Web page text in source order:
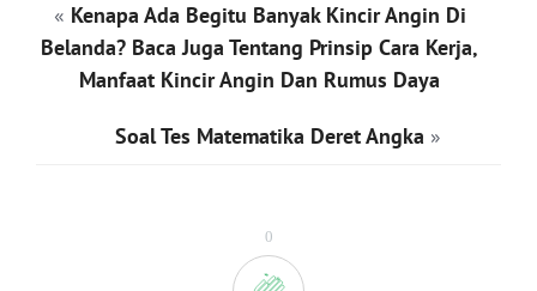
0
« Kenapa Ada Begitu Banyak Kincir Angin Di
Belanda? Baca Juga Tentang Prinsip Cara Kerja,
Manfaat Kincir Angin Dan Rumus Daya
Soal Tes Matematika Deret Angka »